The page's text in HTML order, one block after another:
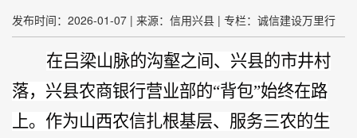
发布时间：2026-01-07 | 来源：信用兴县 | 专栏：诚信建设万里行
在吕梁山脉的沟壑之间、兴县的市井村
落，兴县农商银行营业部的“背包”始终在路
上。作为山西农信扎根基层、服务三农的生